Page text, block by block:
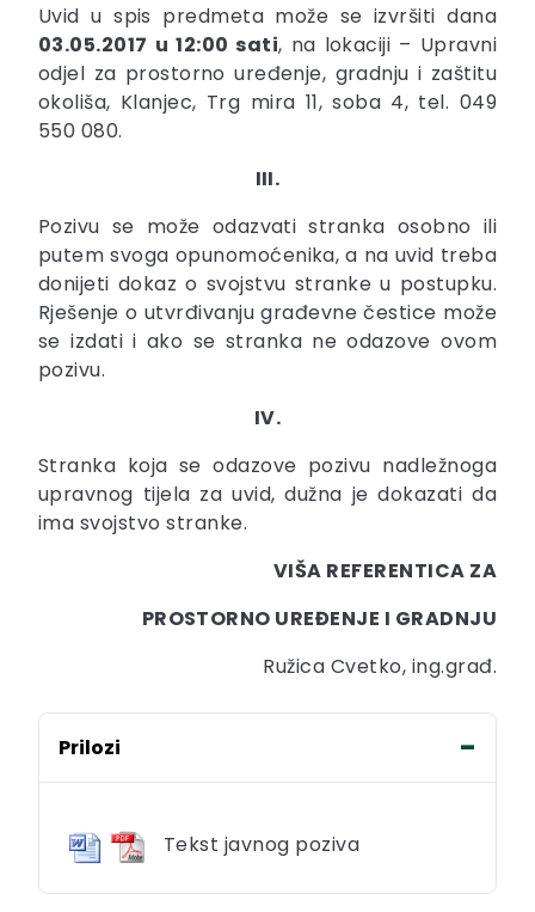
Uvid u spis predmeta može se izvršiti dana
03.05.2017 u 12:00 sati, na lokaciji – Upravni
odjel za prostorno uređenje, gradnju i zaštitu
okoliša, Klanjec, Trg mira 11, soba 4, tel. 049
550 080.
III.
Pozivu se može odazvati stranka osobno ili
putem svoga opunomoćenika, a na uvid treba
donijeti dokaz o svojstvu stranke u postupku.
Rješenje o utvrđivanju građevne čestice može
se izdati i ako se stranka ne odazove ovom
pozivu.
IV.
Stranka koja se odazove pozivu nadležnoga
upravnog tijela za uvid, dužna je dokazati da
ima svojstvo stranke.
VIŠA REFERENTICA ZA
PROSTORNO UREĐENJE I GRADNJU
Ružica Cvetko, ing.građ.
Prilozi
Tekst javnog poziva